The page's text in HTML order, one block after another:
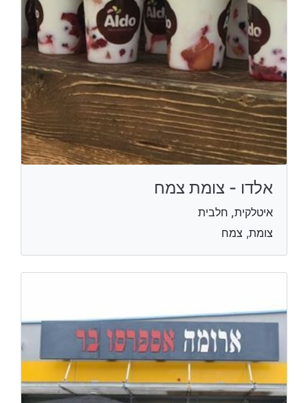
אלדו - צומת צמח
איטלקית, חלבית
צומת, צמח